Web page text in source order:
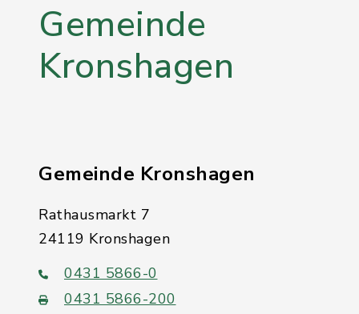
Gemeinde
Kronshagen
Gemeinde Kronshagen
Rathausmarkt 7
24119 Kronshagen
0431 5866-0
0431 5866-200